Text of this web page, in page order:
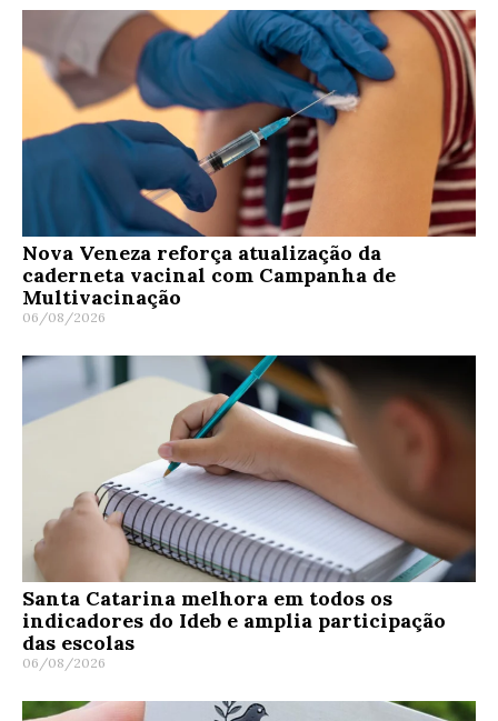
Nova Veneza reforça atualização da
caderneta vacinal com Campanha de
Multivacinação
06/08/2026
Santa Catarina melhora em todos os
indicadores do Ideb e amplia participação
das escolas
06/08/2026